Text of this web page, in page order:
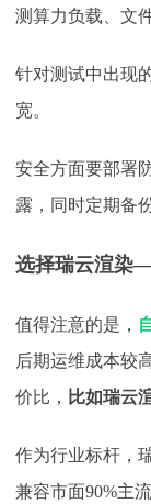
测算力负载、文
针对测试中出现
宽。
安全方面要部署
露，同时定期备
选择瑞云渲染
值得注意的是，
后期运维成本较
价比， 比如瑞云
作为行业标杆，
兼容市面90%主